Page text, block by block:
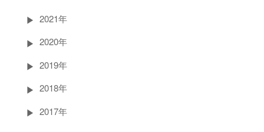
2021年
2020年
2019年
2018年
2017年